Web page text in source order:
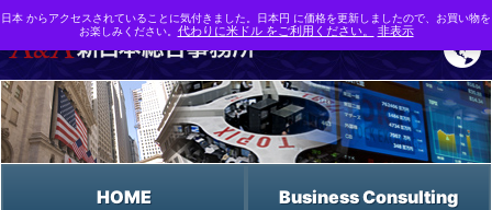
HOME Business Consulting
日本 からアクセスされていることに気付きました。日本円 に価格を更新しましたので、お買い物を
お楽しみください。 代わりに米ドル をご利用ください。 非表示